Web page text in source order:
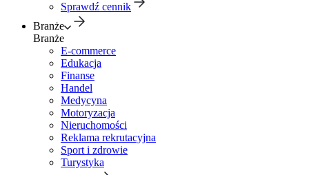
Sprawdź cennik
Branże
Branże
E-commerce
Edukacja
Finanse
Handel
Medycyna
Motoryzacja
Nieruchomości
Reklama rekrutacyjna
Sport i zdrowie
Turystyka